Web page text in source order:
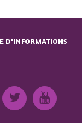
D'INFORMATIONS